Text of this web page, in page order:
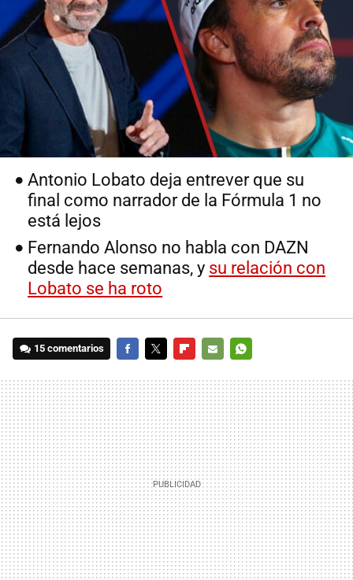
Antonio Lobato deja entrever que su
final como narrador de la Fórmula 1 no
está lejos
Fernando Alonso no habla con DAZN
desde hace semanas, y su relación con
Lobato se ha roto
15 comentarios
MAIL